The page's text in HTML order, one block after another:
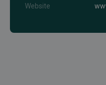
Website